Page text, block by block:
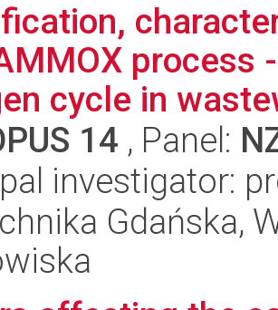
process
cycle in
14 , Panel:
investigator:
Gdańska,